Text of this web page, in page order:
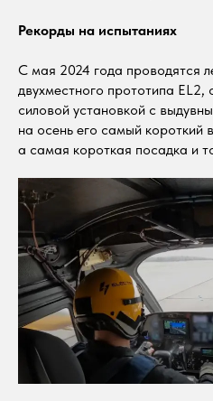
Рекорды на испытаниях
С мая 2024 года проводятся
двухместного прототипа
силовой установкой с
на осень его самый короткий
а самая короткая посадка и